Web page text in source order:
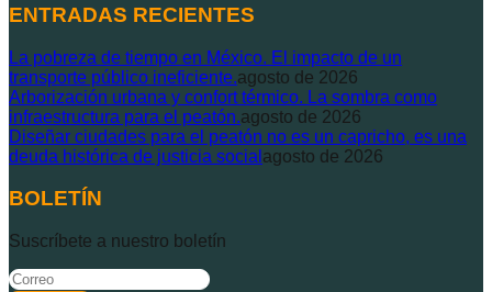
ENTRADAS RECIENTES
La pobreza de tiempo en México. El impacto de un
transporte público ineficiente.agosto de 2026
Arborización urbana y confort térmico. La sombra como
infraestructura para el peatón.agosto de 2026
Diseñar ciudades para el peatón no es un capricho, es una
deuda histórica de justicia social agosto de 2026
BOLETÍN
Suscríbete a nuestro boletín